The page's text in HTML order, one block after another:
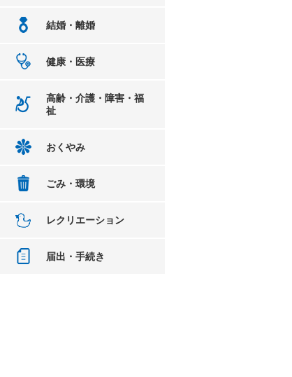
結婚・離婚
健康・医療
高齢・介護・障害・福
祉
おくやみ
ごみ・環境
レクリエーション
届出・手続き